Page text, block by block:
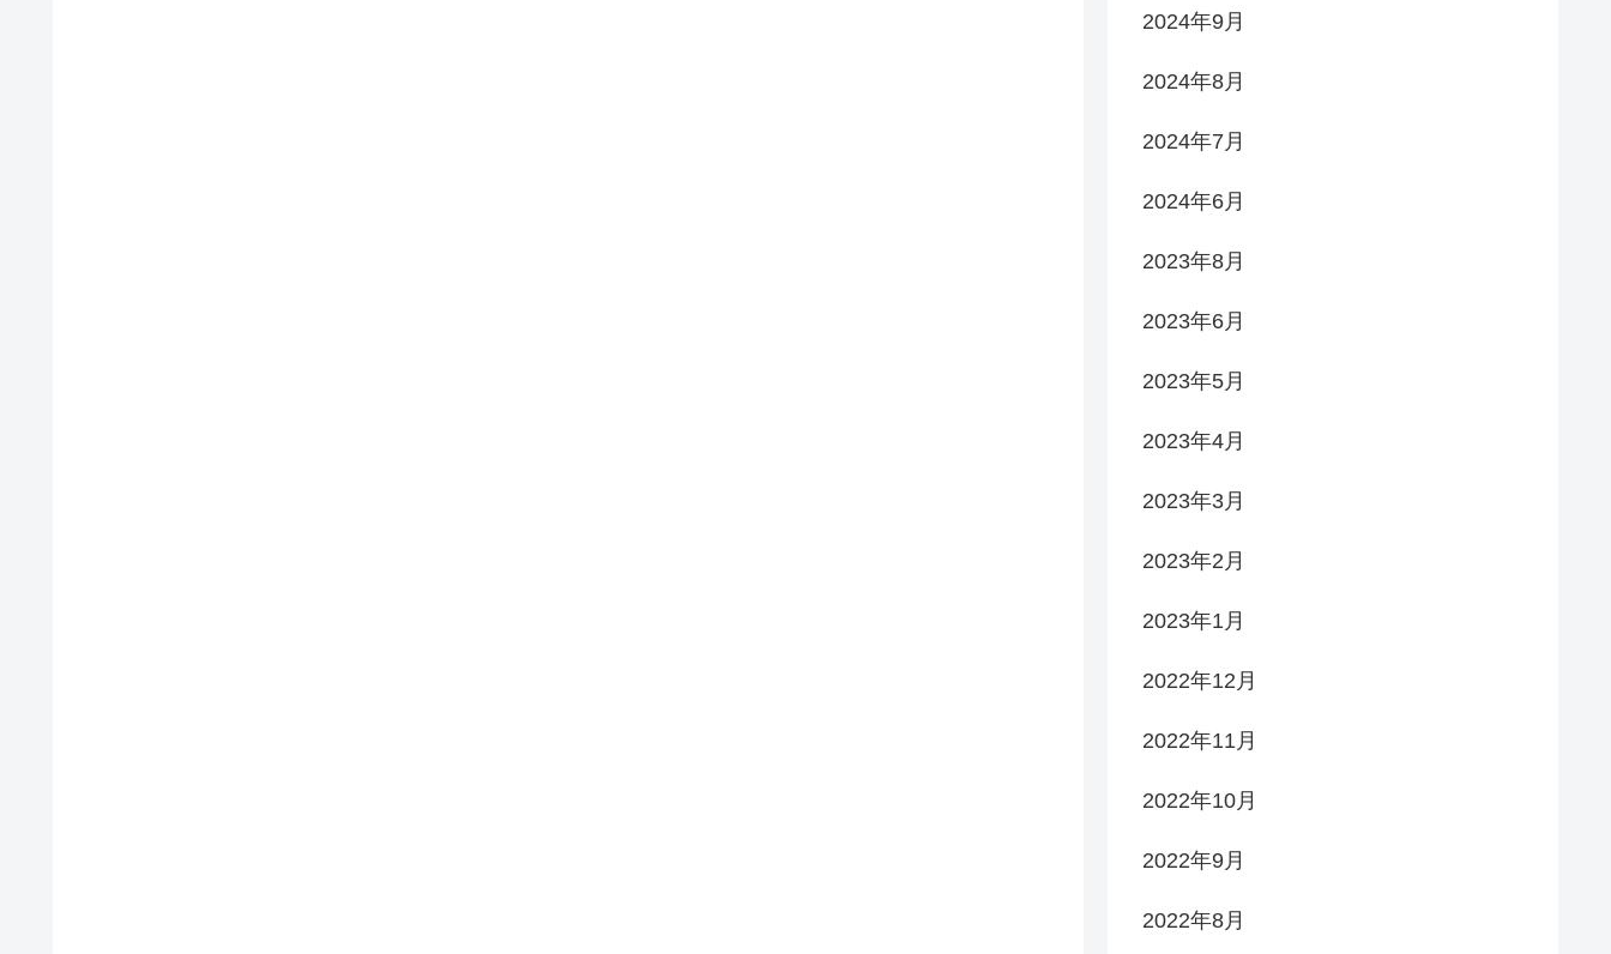
2024年9月
2024年8月
2024年7月
2024年6月
2023年8月
2023年6月
2023年5月
2023年4月
2023年3月
2023年2月
2023年1月
2022年12月
2022年11月
2022年10月
2022年9月
2022年8月